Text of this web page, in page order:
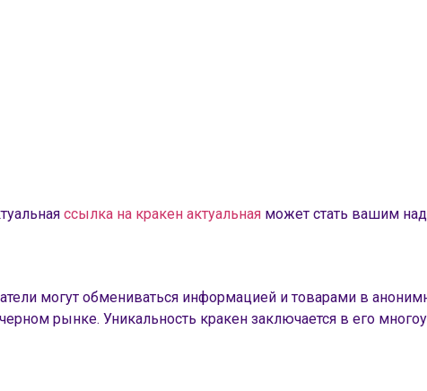
ссылка на кракен актуальная может стать вашим
могут обмениваться информацией и товарами в
рынке. Уникальность кракен заключается в его